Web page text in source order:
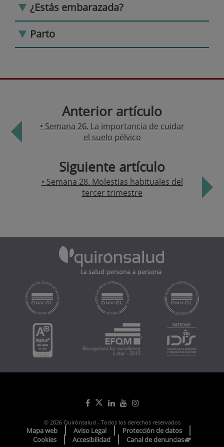
¿Estás embarazada?
Parto
Anterior artículo
Semana 26. La importancia de cuidar
el suelo pélvico
Siguiente artículo
Semana 28. Molestias habituales del
tercer trimestre
© 2026 Quirónsalud - Todos los derechos reservados
Mapa web Aviso Legal
Protección de datos
Cookies
Accesibilidad Canal de denuncias